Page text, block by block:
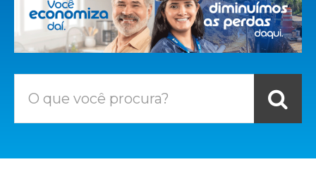
O que você procura?